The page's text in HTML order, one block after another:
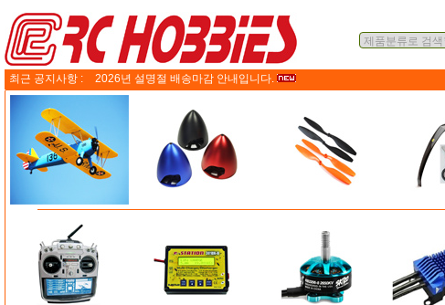
최근 공지사항 : 2026년 설명절 배송마감 안내입니다.